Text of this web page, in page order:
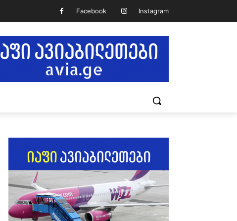
Facebook Instagram